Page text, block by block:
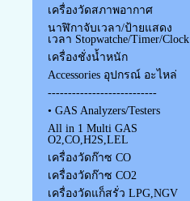
เครื่องวัดสภาพอากาศ
นาฬิกาจับเวลา/ป้ายแสดง
เวลา Stopwatche/Timer/Clock
เครื่องชั่งน้ำหนัก
Accessories อุปกรณ์ อะไหล่
---------------------------
• GAS Analyzers/Testers
All in 1 Multi GAS
O2,CO,H2S,LEL
เครื่องวัดก๊าซ CO
เครื่องวัดก๊าซ CO2
เครื่องวัดแก็สรั่ว LPG,NGV